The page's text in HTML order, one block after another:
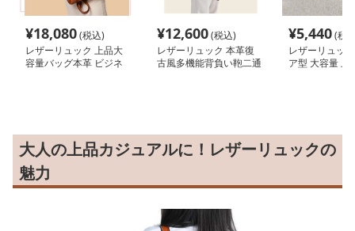
¥18,080(税込)
レザーリュック 上品大
容量バッグ本革 ビジネ
¥12,600(税込)
レザーリュック 本革復
古風多機能背負い鞄二通
¥5,440(税
レザーリュッ
ア型 大容量
大人の上品カジュアルに！レザーリュックの
魅力